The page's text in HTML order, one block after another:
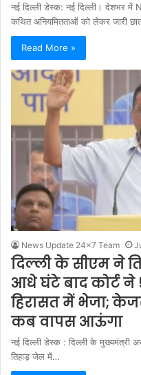
नई दिल्ली डेस्क: नई दिल्ली। देशभर में
कथित अनियमितताओं को लेकर जारी
Read More »
News Update 24x7 Team
दिल्ली के सीएम ने
आधे घंटे बाद कोर्ट
हिरासत में भेजा;
कब वापस आऊंगा
नई दिल्ली डेस्क : दिल्ली के मुख्यमंत्री
तिहाड़ जेल में…